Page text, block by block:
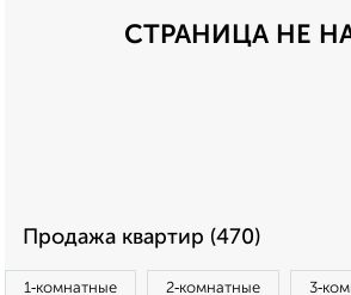
СТРАНИЦА НЕ
Продажа квартир (470)
1‑комнатные 2‑комнатные